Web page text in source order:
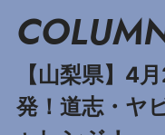
【山梨県】4
発！道志・ヤ